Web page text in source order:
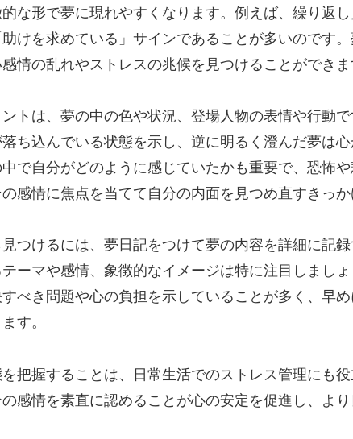
な形で夢に現れやすくなります。例えば、繰り返
けを求めている」サインであることが多いのです
情の乱れやストレスの兆候を見つけることができま
トは、夢の中の色や状況、登場人物の表情や行動
ち込んでいる状態を示し、逆に明るく澄んだ夢は
で自分がどのように感じていたかも重要で、恐怖
感情に焦点を当てて自分の内面を見つめ直すきっか
つけるには、夢日記をつけて夢の内容を詳細に記
ーマや感情、象徴的なイメージは特に注目しまし
べき問題や心の負担を示していることが多く、早
す。
把握することは、日常生活でのストレス管理にも
感情を素直に認めることが心の安定を促進し、よ